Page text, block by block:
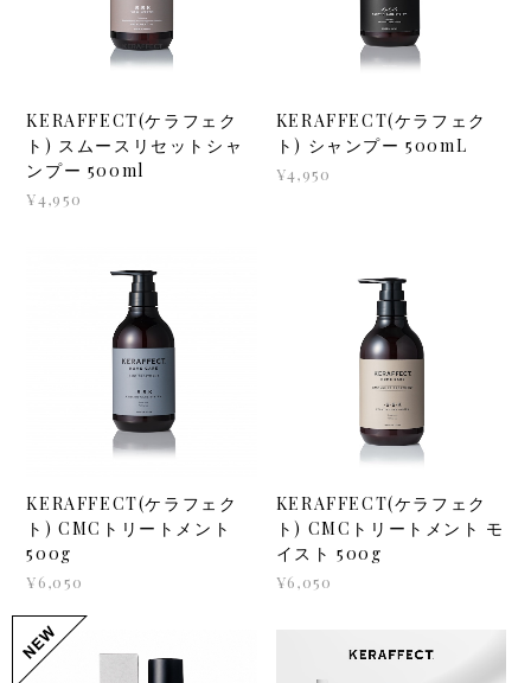
KERAFFECT(ケラフェク
ト) スムースリセットシャ
ンプー 500ml
¥4,950
KERAFFECT(ケラフェク
ト) シャンプー 500mL
¥4,950
KERAFFECT(ケラフェク
ト) CMCトリートメント
500g
¥6,050
KERAFFECT(ケラフェク
ト) CMCトリートメント モ
イスト 500g
¥6,050